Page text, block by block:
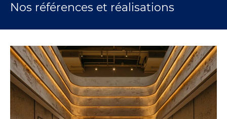
Nos références et réalisations